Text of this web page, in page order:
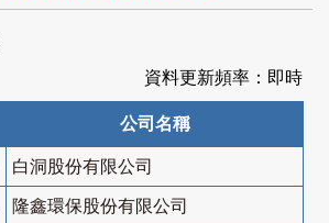
資料更新頻率：即時
公司名稱
白洞股份有限公司
隆鑫環保股份有限公司